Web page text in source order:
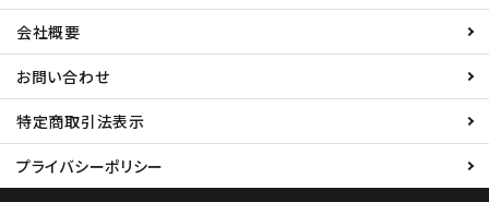
会社概要
お問い合わせ
特定商取引法表示
プライバシーポリシー